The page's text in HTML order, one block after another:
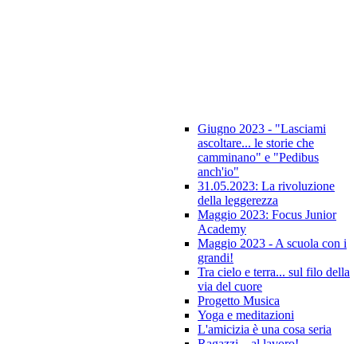
Giugno 2023 - "Lasciami
ascoltare... le storie che
camminano" e "Pedibus
anch'io"
31.05.2023: La rivoluzione
della leggerezza
Maggio 2023: Focus Junior
Academy
Maggio 2023 - A scuola con i
grandi!
Tra cielo e terra... sul filo della
via del cuore
Progetto Musica
Yoga e meditazioni
L'amicizia è una cosa seria